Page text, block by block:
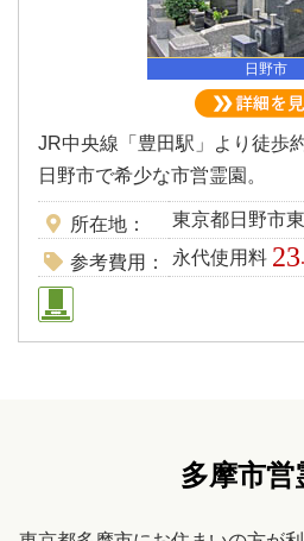
日野市
JR中央線「豊田駅」より徒歩
日野市で希少な市営霊園。
所在地 東京都日野市
参考費用 永代使用料 23
多摩市営